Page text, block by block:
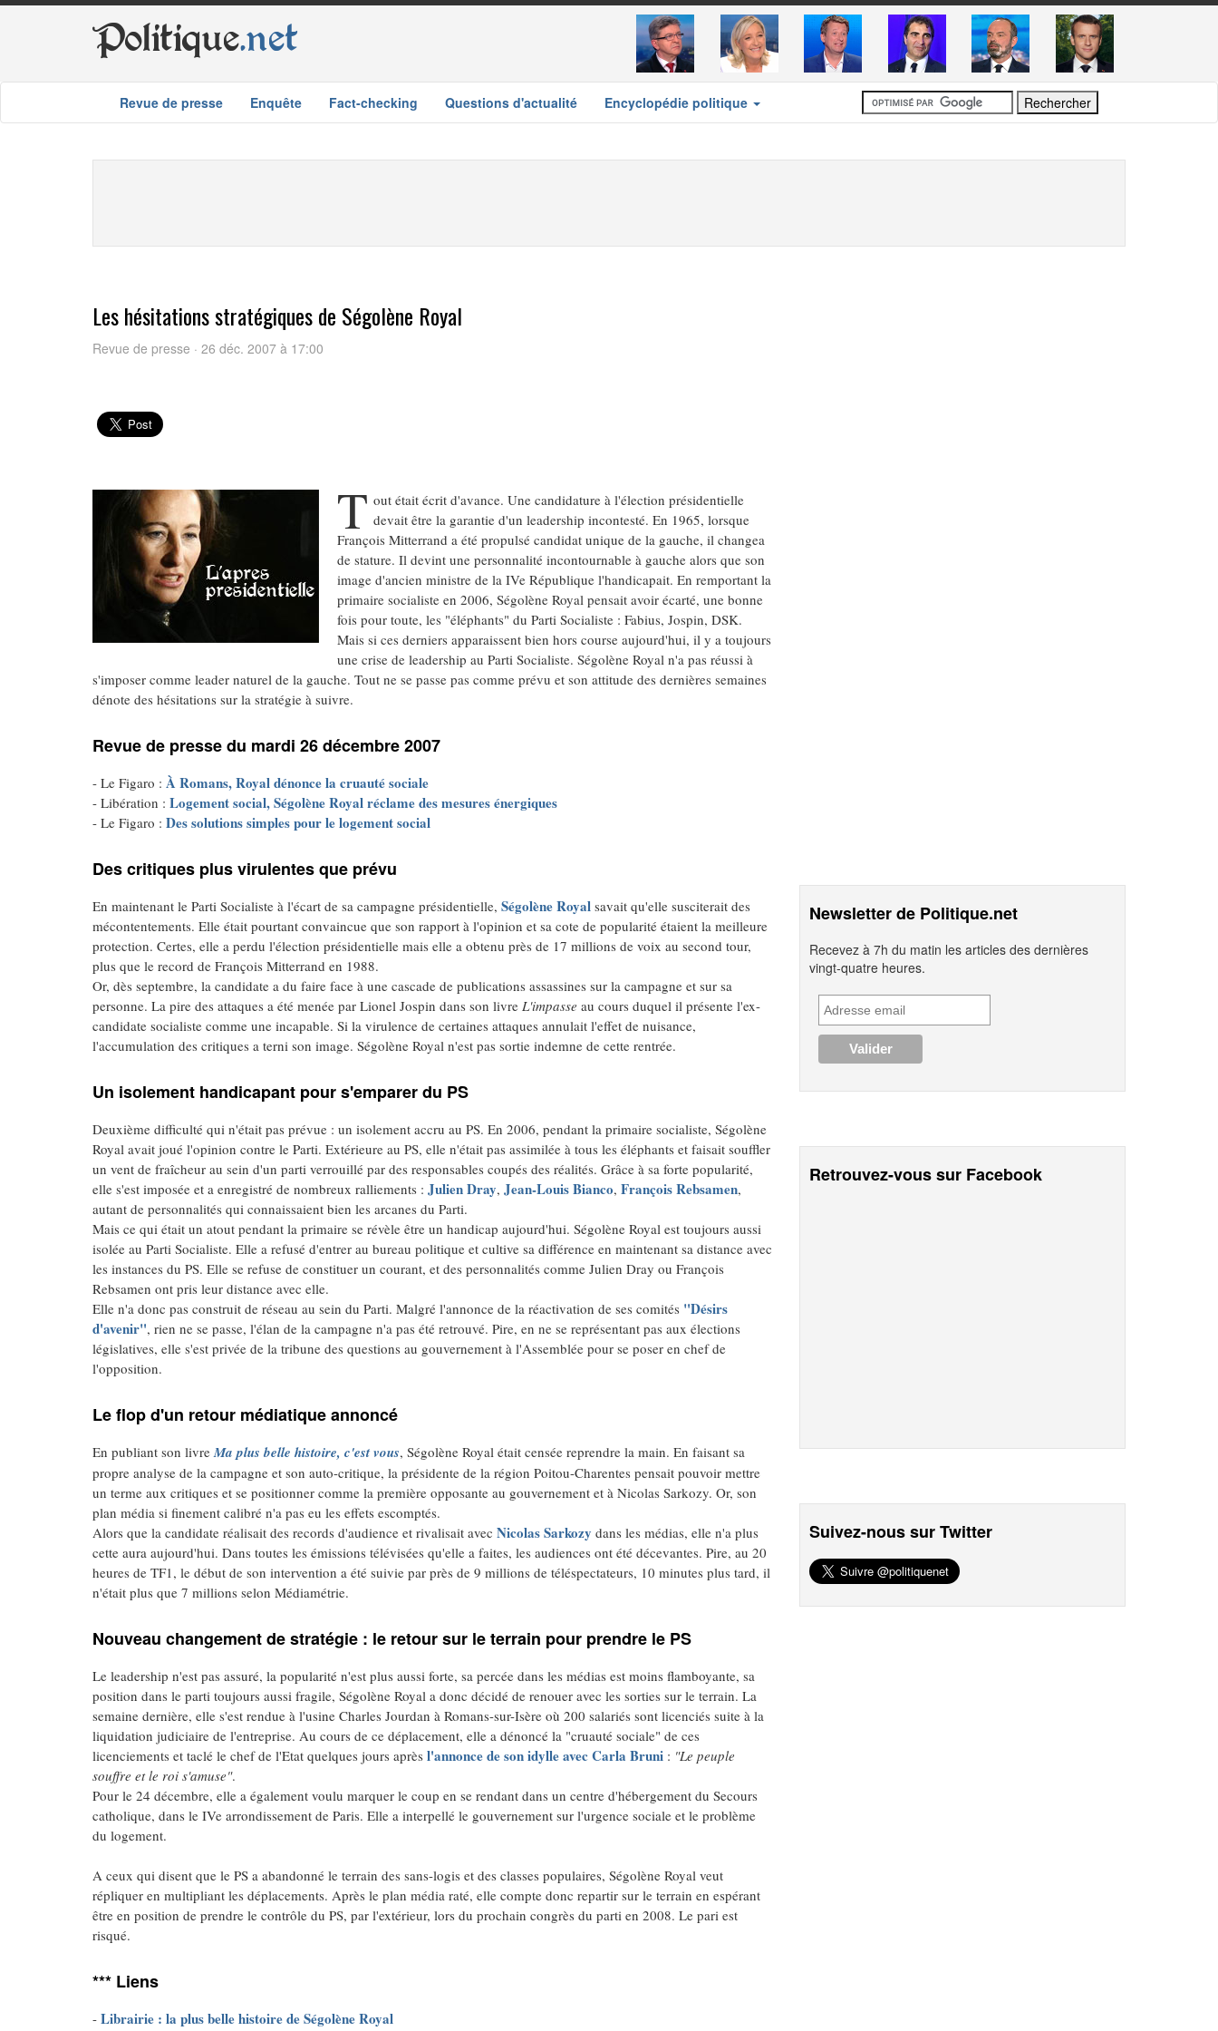
Politique.net
Revue de presse Enquête Fact-checking Questions d'actualité Encyclopédie politique
Les hésitations stratégiques de Ségolène Royal
Revue de presse · 26 déc. 2007 à 17:00
T out était écrit d'avance. Une candidature à l'élection présidentielle
devait être la garantie d'un leadership incontesté. En 1965, lorsque
François Mitterrand a été propulsé candidat unique de la gauche, il changea
de stature. Il devint une personnalité incontournable à gauche alors que son
image d'ancien ministre de la IVe République l'handicapait. En remportant la
primaire socialiste en 2006, Ségolène Royal pensait avoir écarté, une bonne
fois pour toute, les "éléphants" du Parti Socialiste : Fabius, Jospin, DSK.
Mais si ces derniers apparaissent bien hors course aujourd'hui, il y a toujours
une crise de leadership au Parti Socialiste. Ségolène Royal n'a pas réussi à
s'imposer comme leader naturel de la gauche. Tout ne se passe pas comme prévu et son attitude des dernières semaines
dénote des hésitations sur la stratégie à suivre.
Revue de presse du mardi 26 décembre 2007
- Le Figaro : À Romans, Royal dénonce la cruauté sociale
- Libération : Logement social, Ségolène Royal réclame des mesures énergiques
- Le Figaro : Des solutions simples pour le logement social
Des critiques plus virulentes que prévu
En maintenant le Parti Socialiste à l'écart de sa campagne présidentielle, Ségolène Royal savait qu'elle susciterait des
mécontentements. Elle était pourtant convaincue que son rapport à l'opinion et sa cote de popularité étaient la meilleure
protection. Certes, elle a perdu l'élection présidentielle mais elle a obtenu près de 17 millions de voix au second tour,
plus que le record de François Mitterrand en 1988.
Or, dès septembre, la candidate a du faire face à une cascade de publications assassines sur la campagne et sur sa
personne. La pire des attaques a été menée par Lionel Jospin dans son livre L'impasse au cours duquel il présente l'ex-
candidate socialiste comme une incapable. Si la virulence de certaines attaques annulait l'effet de nuisance,
l'accumulation des critiques a terni son image. Ségolène Royal n'est pas sortie indemne de cette rentrée.
Un isolement handicapant pour s'emparer du PS
Deuxième difficulté qui n'était pas prévue : un isolement accru au PS. En 2006, pendant la primaire socialiste, Ségolène
Royal avait joué l'opinion contre le Parti. Extérieure au PS, elle n'était pas assimilée à tous les éléphants et faisait souffler
un vent de fraîcheur au sein d'un parti verrouillé par des responsables coupés des réalités. Grâce à sa forte popularité,
elle s'est imposée et a enregistré de nombreux ralliements : Julien Dray, Jean-Louis Bianco, François Rebsamen,
autant de personnalités qui connaissaient bien les arcanes du Parti.
Mais ce qui était un atout pendant la primaire se révèle être un handicap aujourd'hui. Ségolène Royal est toujours aussi
isolée au Parti Socialiste. Elle a refusé d'entrer au bureau politique et cultive sa différence en maintenant sa distance avec
les instances du PS. Elle se refuse de constituer un courant, et des personnalités comme Julien Dray ou François
Rebsamen ont pris leur distance avec elle.
Elle n'a donc pas construit de réseau au sein du Parti. Malgré l'annonce de la réactivation de ses comités "Désirs
d'avenir", rien ne se passe, l'élan de la campagne n'a pas été retrouvé. Pire, en ne se représentant pas aux élections
législatives, elle s'est privée de la tribune des questions au gouvernement à l'Assemblée pour se poser en chef de
l'opposition.
Le flop d'un retour médiatique annoncé
En publiant son livreMa plus belle histoire, c'est vous, Ségolène Royal était censée reprendre la main. En faisant sa
propre analyse de la campagne et son auto-critique, la présidente de la région Poitou-Charentes pensait pouvoir mettre
un terme aux critiques et se positionner comme la première opposante au gouvernement et à Nicolas Sarkozy. Or, son
plan média si finement calibré n'a pas eu les effets escomptés.
Alors que la candidate réalisait des records d'audience et rivalisait avec Nicolas Sarkozy dans les médias, elle n'a plus
cette aura aujourd'hui. Dans toutes les émissions télévisées qu'elle a faites, les audiences ont été décevantes. Pire, au 20
heures de TF1, le début de son intervention a été suivie par près de 9 millions de téléspectateurs, 10 minutes plus tard, il
n'était plus que 7 millions selon Médiamétrie.
Nouveau changement de stratégie : le retour sur le terrain pour prendre le PS
Le leadership n'est pas assuré, la popularité n'est plus aussi forte, sa percée dans les médias est moins flamboyante, sa
position dans le parti toujours aussi fragile, Ségolène Royal a donc décidé de renouer avec les sorties sur le terrain. La
semaine dernière, elle s'est rendue à l'usine Charles Jourdan à Romans-sur-Isère où 200 salariés sont licenciés suite à la
liquidation judiciaire de l'entreprise. Au cours de ce déplacement, elle a dénoncé la "cruauté sociale" de ces
licenciements et taclé le chef de l'Etat quelques jours après l'annonce de son idylle avec Carla Bruni : "Le peuple
souffre et le roi s'amuse".
Pour le 24 décembre, elle a également voulu marquer le coup en se rendant dans un centre d'hébergement du Secours
catholique, dans le IVe arrondissement de Paris. Elle a interpellé le gouvernement sur l'urgence sociale et le problème
du logement.
A ceux qui disent que le PS a abandonné le terrain des sans-logis et des classes populaires, Ségolène Royal veut
répliquer en multipliant les déplacements. Après le plan média raté, elle compte donc repartir sur le terrain en espérant
être en position de prendre le contrôle du PS, par l'extérieur, lors du prochain congrès du parti en 2008. Le pari est
risqué.
*** Liens
- Librairie : la plus belle histoire de Ségolène Royal
Newsletter de Politique.net
Recevez à 7h du matin les articles des dernières
vingt-quatre heures.
Retrouvez-vous sur Facebook
Suivez-nous sur Twitter